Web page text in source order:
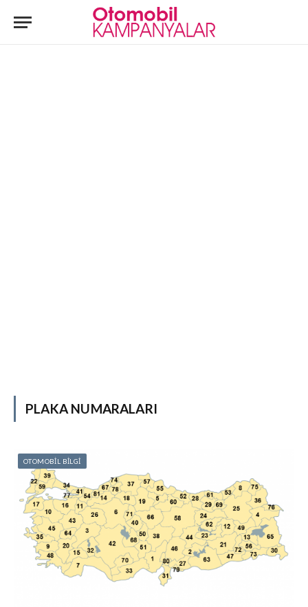
PLAKA NUMARALARI
OTOMOBİL BİLGİ